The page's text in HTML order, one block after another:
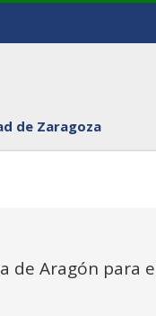
de Zaragoza
de Aragón para